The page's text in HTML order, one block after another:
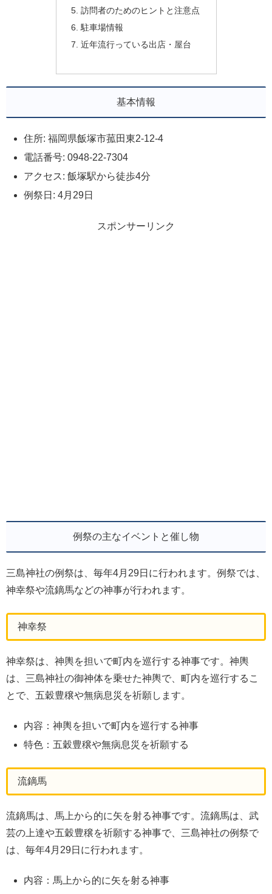
訪問者のためのヒントと注意点
駐車場情報
近年流行っている出店・屋台
基本情報
住所: 福岡県飯塚市菰田東2-12-4
電話番号: 0948-22-7304
アクセス: 飯塚駅から徒歩4分
例祭日: 4月29日
スポンサーリンク
例祭の主なイベントと催し物
三島神社の例祭は、毎年4月29日に行われます。例祭では、
神幸祭や流鏑馬などの神事が行われます。
神幸祭
神幸祭は、神輿を担いで町内を巡行する神事です。神輿
は、三島神社の御神体を乗せた神輿で、町内を巡行するこ
とで、五穀豊穣や無病息災を祈願します。
内容：神輿を担いで町内を巡行する神事
特色：五穀豊穣や無病息災を祈願する
流鏑馬
流鏑馬は、馬上から的に矢を射る神事です。流鏑馬は、武
芸の上達や五穀豊穣を祈願する神事で、三島神社の例祭で
は、毎年4月29日に行われます。
内容：馬上から的に矢を射る神事